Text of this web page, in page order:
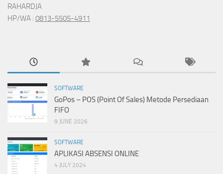
RAHARDJA
HP/WA : 0813-5505-4911
SOFTWARE
GoPos – POS (Point Of Sales) Metode Persediaan
FIFO
9 JUNE 2026
SOFTWARE
APLIKASI ABSENSI ONLINE
4 JULY 2024